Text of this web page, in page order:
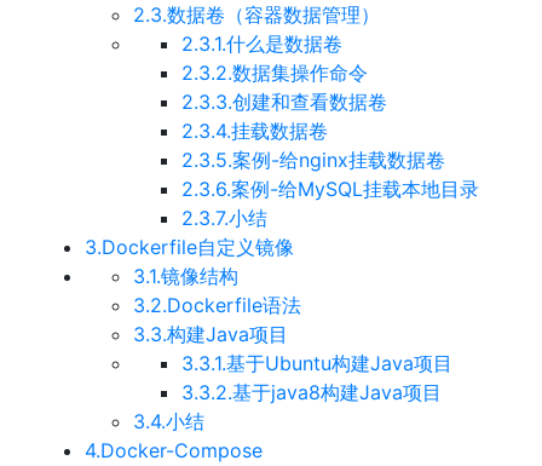
2.3.数据卷（容器数据管理）
2.3.1.什么是数据卷
2.3.2.数据集操作命令
2.3.3.创建和查看数据卷
2.3.4.挂载数据卷
2.3.5.案例-给nginx挂载数据卷
2.3.6.案例-给MySQL挂载本地目录
2.3.7.小结
3.Dockerfile自定义镜像
3.1.镜像结构
3.2.Dockerfile语法
3.3.构建Java项目
3.3.1.基于Ubuntu构建Java项目
3.3.2.基于java8构建Java项目
3.4.小结
4.Docker-Compose